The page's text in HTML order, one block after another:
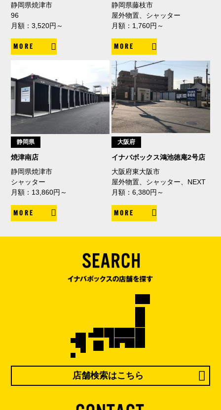
静岡県焼津市
96
月額：3,520円～
MORE
静岡県藤枝市
屋外物置、シャッター
月額：1,760円～
MORE
静岡県
焼津南店
静岡県焼津市
シャッター
月額：13,860円～
MORE
大阪府
イナバボックス鴻池徳庵2号店
大阪府東大阪市
屋外物置、シャッター、NEXT
月額：6,380円～
MORE
店舗検索はこちら